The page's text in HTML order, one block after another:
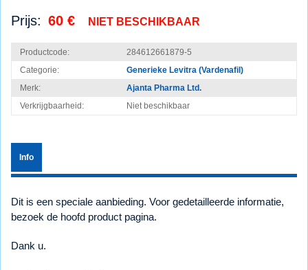
Prijs: 60 € NIET BESCHIKBAAR
Productcode:
284612661879-5
Categorie:
Generieke Levitra (Vardenafil)
Merk:
Ajanta Pharma Ltd.
Verkrijgbaarheid:
Niet beschikbaar
Info
Dit is een speciale aanbieding. Voor gedetailleerde informatie,
bezoek de hoofd product pagina.
Dank u.